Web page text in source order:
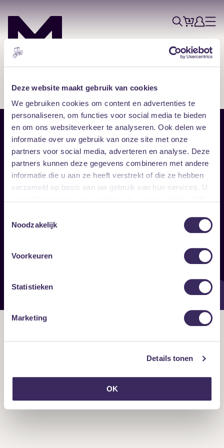
Deze website maakt gebruik van cookies
We gebruiken cookies om content en advertenties te
personaliseren, om functies voor social media te bieden
en om ons websiteverkeer te analyseren. Ook delen we
informatie over uw gebruik van onze site met onze
partners voor social media, adverteren en analyse. Deze
partners kunnen deze gegevens combineren met andere
informatie die u aan ze heeft verstrekt of die ze hebben
verzameld op basis van uw gebruik van hun services. U
Noodzakelijk
Voorkeuren
Statistieken
Marketing
Details tonen
OK
ZoekTicketsAccount
Menu
Sitemap
Home
Vrijwilligers
Verhuur
Disclaimer
Toegankelijkheid
Privacy & cookies
Follow
Onze nieuwsbrief ontvangen?